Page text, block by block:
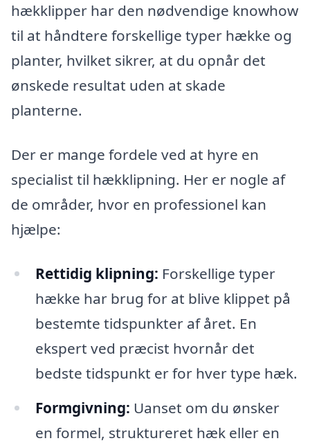
hækklipper har den nødvendige knowhow
til at håndtere forskellige typer hække og
planter, hvilket sikrer, at du opnår det
ønskede resultat uden at skade
planterne.
Der er mange fordele ved at hyre en
specialist til hækklipning. Her er nogle af
de områder, hvor en professionel kan
hjælpe:
Rettidig klipning: Forskellige typer
hække har brug for at blive klippet på
bestemte tidspunkter af året. En
ekspert ved præcist hvornår det
bedste tidspunkt er for hver type hæk.
Formgivning: Uanset om du ønsker
en formel, struktureret hæk eller en